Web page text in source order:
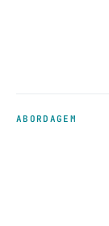
ABORDAGEM